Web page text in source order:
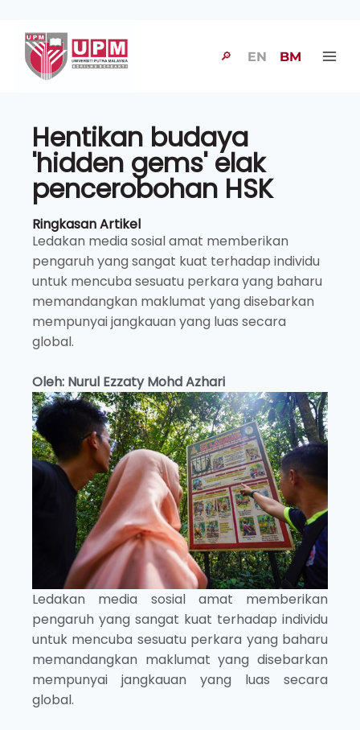
🔎 EN BM
Hentikan budaya
'hidden gems' elak
pencerobohan HSK
Ringkasan Artikel
Ledakan media sosial amat memberikan
pengaruh yang sangat kuat terhadap individu
untuk mencuba sesuatu perkara yang baharu
memandangkan maklumat yang disebarkan
mempunyai jangkauan yang luas secara
global.
Oleh: Nurul Ezzaty Mohd Azhari
Ledakan media sosial amat memberikan
pengaruh yang sangat kuat terhadap individu
untuk mencuba sesuatu perkara yang baharu
memandangkan maklumat yang disebarkan
mempunyai jangkauan yang luas secara
global.